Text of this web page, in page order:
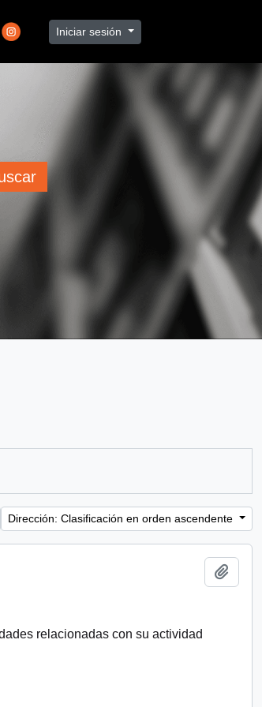
Iniciar sesión
Dirección: Clasificación en orden ascendente
relacionadas con su actividad